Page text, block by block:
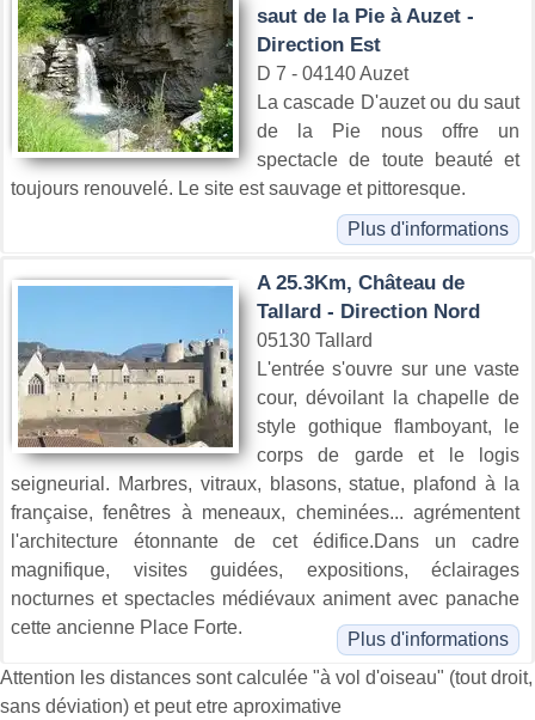
saut de la Pie à Auzet -
Direction Est
D 7 - 04140 Auzet
La cascade D'auzet ou du saut
de la Pie nous offre un
spectacle de toute beauté et
toujours renouvelé. Le site est sauvage et pittoresque.
Plus d'informations
A 25.3Km, Château de
Tallard - Direction Nord
05130 Tallard
L'entrée s'ouvre sur une vaste
cour, dévoilant la chapelle de
style gothique flamboyant, le
corps de garde et le logis
seigneurial. Marbres, vitraux, blasons, statue, plafond à la
française, fenêtres à meneaux, cheminées... agrémentent
l'architecture étonnante de cet édifice.Dans un cadre
magnifique, visites guidées, expositions, éclairages
nocturnes et spectacles médiévaux animent avec panache
cette ancienne Place Forte.
Plus d'informations
Attention les distances sont calculée "à vol d'oiseau" (tout droit,
sans déviation) et peut etre aproximative